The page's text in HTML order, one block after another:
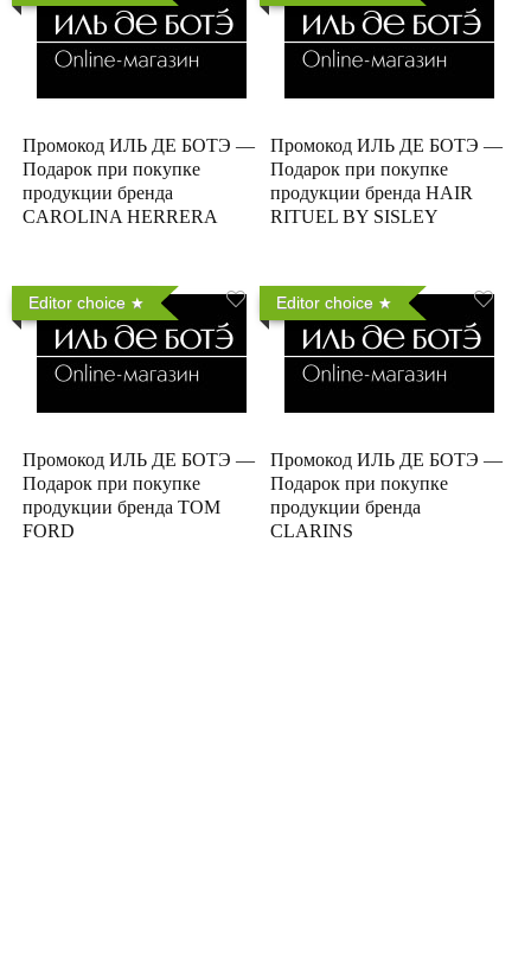
Промокод ИЛЬ ДЕ БОТЭ —
Подарок при покупке
продукции бренда
CAROLINA HERRERA
Промокод ИЛЬ ДЕ БОТЭ —
Подарок при покупке
продукции бренда HAIR
RITUEL BY SISLEY
Editor choice
Промокод ИЛЬ ДЕ БОТЭ —
Подарок при покупке
продукции бренда TOM
FORD
Editor choice
Промокод ИЛЬ ДЕ БОТЭ —
Подарок при покупке
продукции бренда
CLARINS